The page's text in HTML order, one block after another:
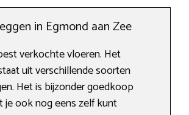
in Egmond aan Zee
verkochte vloeren. Het
uit verschillende soorten
Het is bijzonder goedkoop
je ook nog eens zelf kunt